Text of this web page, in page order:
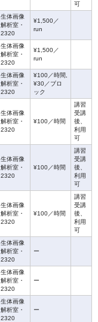
可
生体画像
解析室・
2320
¥1,500／
run
生体画像
解析室・
2320
¥1,500／
run
生体画像
解析室・
2320
¥100／時間,
¥30／ブロ
ック
生体画像
解析室・
2320
¥100／時間
講習
受講
後、
利用
可
生体画像
解析室・
2320
¥100／時間
講習
受講
後、
利用
可
生体画像
解析室・
2320
¥100／時間
講習
受講
後、
利用
可
生体画像
解析室・
2320
ー
生体画像
解析室・
2320
ー
生体画像
解析室・
2320
ー